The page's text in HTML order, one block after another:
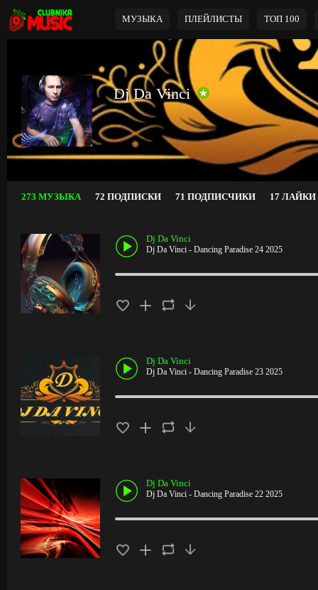
МУЗЫКА ПЛЕЙЛИСТЫ ТОП 100
Dj Da Vinci
273 МУЗЫКА 72 ПОДПИСКИ 71 ПОДПИСЧИКИ 17 ЛАЙКИ
Dj Da Vinci
Dj Da Vinci - Dancing Paradise 24 2025
Dj Da Vinci
Dj Da Vinci - Dancing Paradise 23 2025
Dj Da Vinci
Dj Da Vinci - Dancing Paradise 22 2025